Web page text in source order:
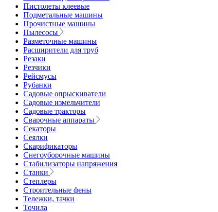
Пистолеты клеевые
Подметальные машины
Прочистные машины
Пылесосы
Разметочные машины
Расширители для труб
Резаки
Резчики
Рейсмусы
Рубанки
Садовые опрыскиватели
Садовые измельчители
Садовые тракторы
Сварочные аппараты
Секаторы
Сеялки
Скарификаторы
Снегоуборочные машины
Стабилизаторы напряжения
Станки
Степлеры
Строительные фены
Тележки, тачки
Точила